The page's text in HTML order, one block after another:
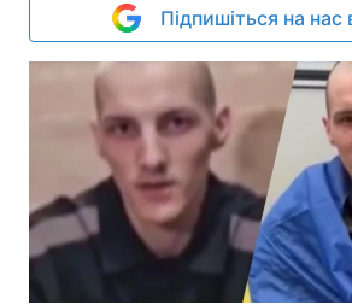
Підпишіться на нас